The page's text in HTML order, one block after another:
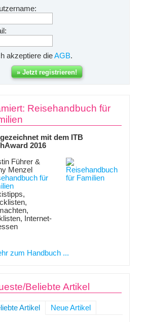
akzeptiere dieAGB.
Reisehandbuch für
mit dem ITB
2016
Führer &
Menzel
für
Internet-
zum Handbuch ...
Beliebte Artikel
Artikel Neue Artikel